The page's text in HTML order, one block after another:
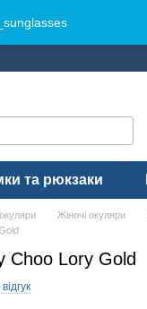
та рюкзаки
Жіночі окуляри
Choo Lory Gold